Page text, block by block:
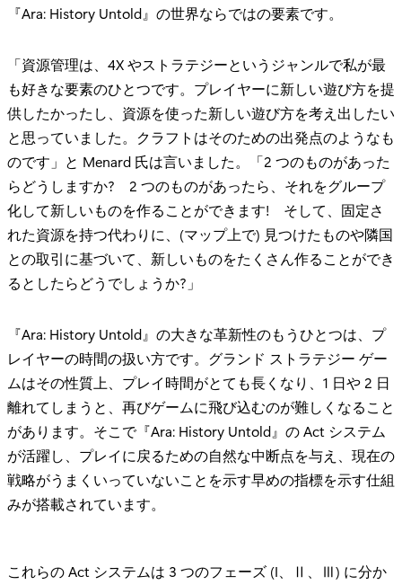
『Ara: History Untold』の世界ならではの要素です。
「資源管理は、4X やストラテジーというジャンルで私が最
も好きな要素のひとつです。プレイヤーに新しい遊び方を提
供したかったし、資源を使った新しい遊び方を考え出したい
と思っていました。クラフトはそのための出発点のようなも
のです」と Menard 氏は言いました。「2 つのものがあった
らどうしますか? 2 つのものがあったら、それをグループ
化して新しいものを作ることができます! そして、固定さ
れた資源を持つ代わりに、(マップ上で) 見つけたものや隣国
との取引に基づいて、新しいものをたくさん作ることができ
るとしたらどうでしょうか?」
『Ara: History Untold』の大きな革新性のもうひとつは、プ
レイヤーの時間の扱い方です。グランド ストラテジー ゲー
ムはその性質上、プレイ時間がとても長くなり、1 日や 2 日
離れてしまうと、再びゲームに飛び込むのが難しくなること
があります。そこで『Ara: History Untold』の Act システム
が活躍し、プレイに戻るための自然な中断点を与え、現在の
戦略がうまくいっていないことを示す早めの指標を示す仕組
みが搭載されています。
これらの Act システムは 3 つのフェーズ (I、Ⅱ、Ⅲ) に分か